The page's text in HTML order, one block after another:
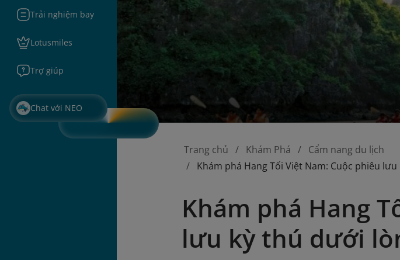
Trải nghiệm bay
Lotusmiles
Trợ giúp
Chat với NEO
Trang chủ Khám Phá
Cẩm nang du lịch
Khám phá Hang Tối Việt Nam: Cuộc phiêu
Khám phá Hang
lưu kỳ thú dưới